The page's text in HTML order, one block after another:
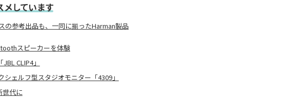
メしています
の参考出品も、一同に揃ったHarman製品
スピーカーを体験
CLIP4」
ェルフ型スタジオモニター「4309」
世代に